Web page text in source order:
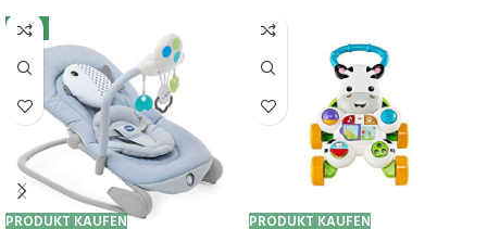
-3%
PRODUKT KAUFEN PRODUKT KAUFEN